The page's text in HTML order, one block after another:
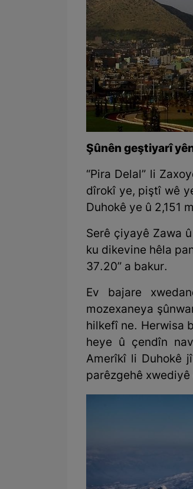
Şûnên geştiyarî
“Pira Delal” li
dîrokî ye, piştî wê
Duhokê ye û 2,151
Serê çiyayê Zawa
ku dikevine hêla
37.20” a bakur.
Ev bajare
mozexaneya
hilkefî ne. Herwisa
heye û çendîn
Amerîkî li Duhokê
parêzgehê